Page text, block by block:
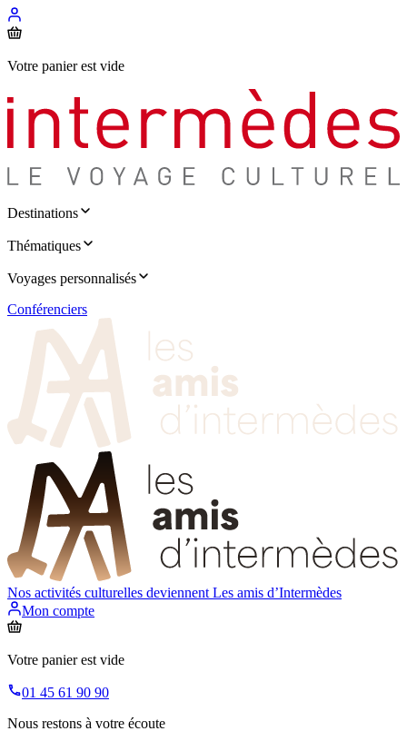
Votre panier est vide
Destinations
Thématiques
Voyages personnalisés
Conférenciers
Nos activités culturelles deviennent Les amis d’Intermèdes
Mon compte
Votre panier est vide
01 45 61 90 90
Nous restons à votre écoute